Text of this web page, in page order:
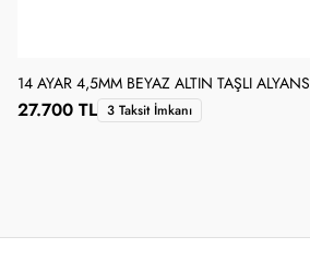
14 AYAR 4,5MM BEYAZ ALTIN TAŞLI ALYANS
27.700 TL 3 Taksit İmkanı